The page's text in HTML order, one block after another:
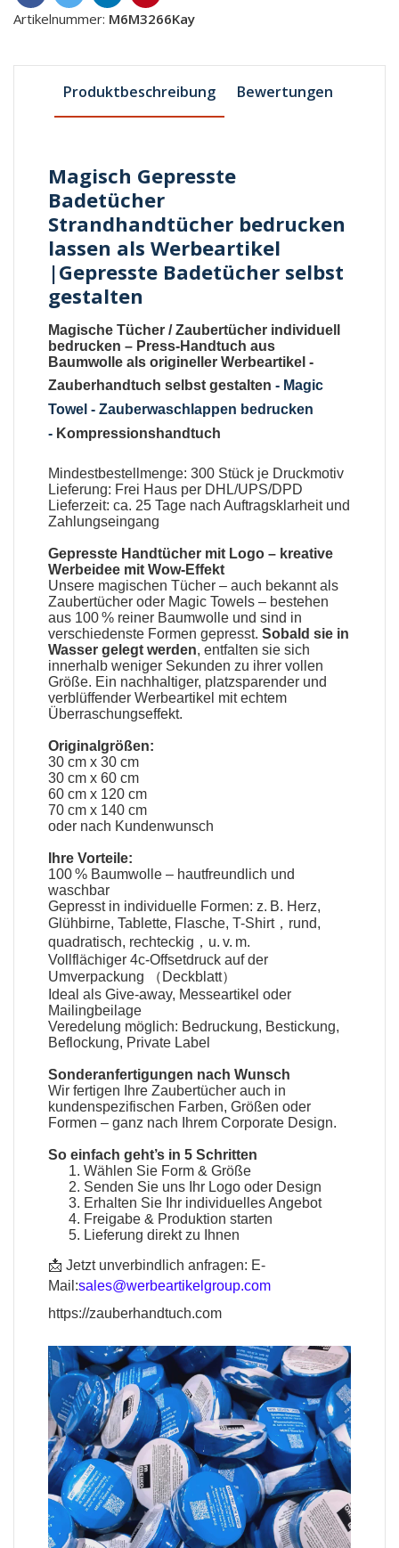
Artikelnummer: M6M3266Kay
Produktbeschreibung Bewertungen
Magisch Gepresste
Badetücher
Strandhandtücher bedrucken
lassen als Werbeartikel
|Gepresste Badetücher selbst
gestalten
Magische Tücher /Zaubertücher individuell
bedrucken – Press-Handtuch aus
Baumwolle als origineller Werbeartikel -
Zauberhandtuch selbst gestalten - Magic
Towel - Zauberwaschlappen bedrucken
- Kompressionshandtuch
Mindestbestellmenge: 300 Stück je Druckmotiv
Lieferung: Frei Haus per DHL/UPS/DPD
Lieferzeit: ca. 25 Tage nach Auftragsklarheit und
Zahlungseingang
Gepresste Handtücher mit Logo – kreative
Werbeidee mit Wow-Effekt
Unsere magischen Tücher – auch bekannt als
Zaubertücher oder Magic Towels – bestehen
aus 100 % reiner Baumwolle und sind in
verschiedenste Formen gepresst.Sobald sie in
Wasser gelegt werden, entfalten sie sich
innerhalb weniger Sekunden zu ihrer vollen
Größe. Ein nachhaltiger, platzsparender und
verblüffender Werbeartikel mit echtem
Überraschungseffekt.
Originalgrößen:
30 cm x 30 cm
30 cm x 60 cm
60 cm x 120 cm
70 cm x 140 cm
oder nach Kundenwunsch
Ihre Vorteile:
100 % Baumwolle – hautfreundlich und
waschbar
Gepresst in individuelle Formen: z. B. Herz,
Glühbirne, Tablette, Flasche, T-Shirt，rund,
quadratisch, rechteckig，u. v. m.
Vollflächiger 4c-Offsetdruck auf der
Umverpackung （Deckblatt）
Ideal als Give-away, Messeartikel oder
Mailingbeilage
Veredelung möglich: Bedruckung, Bestickung,
Beflockung, Private Label
Sonderanfertigungen nach Wunsch
Wir fertigen IhreZaubertücher auch in
kundenspezifischen Farben, Größen oder
Formen – ganz nach Ihrem Corporate Design.
So einfach geht’s in 5 Schritten
Wählen Sie Form & Größe
Senden Sie uns Ihr Logo oder Design
Erhalten Sie Ihr individuelles Angebot
Freigabe & Produktion starten
Lieferung direkt zu Ihnen
📩 Jetzt unverbindlich anfragen: E-
Mail:sales@werbeartikelgroup.com
https://zauberhandtuch.com